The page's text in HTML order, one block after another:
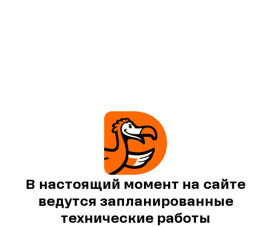
В настоящий момент на сайте
ведутся запланированные
технические работы